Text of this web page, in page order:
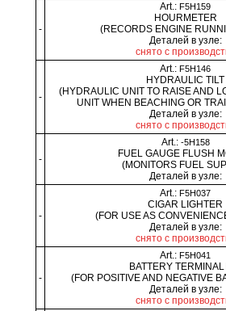
-
Art.: F5H159
HOURMETER
(RECORDS ENGINE
Деталей в узле:
снято с
-
Art.: F5H146
HYDRAULIC TILT
(HYDRAULIC UNIT TO RAISE AND
UNIT WHEN BEACHING OR
Деталей в узле:
снято с
-
Art.: -5H158
FUEL GAUGE FLUSH
(MONITORS FUEL
Деталей в узле:
-
Art.: F5H037
CIGAR LIGHTER
(FOR USE AS
Деталей в узле:
снято с
-
Art.: F5H041
BATTERY
(FOR POSITIVE AND NEGATIVE
Деталей в узле:
снято с